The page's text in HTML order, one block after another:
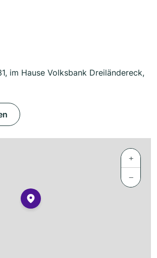
im Hause Volksbank Dreiländereck,
+
−